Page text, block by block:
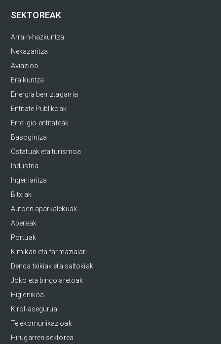
SEKTOREAK
Arrain-hazkuntza
Nekazaritza
Aviazioa
Eraikuntza
Energia berriztagarria
Entitate Publikoak
Erreligio-entitateak
Basogintza
Ostatuak eta turismoa
Industria
Ingeniaritza
Bitxiak
Autoen aparkalekuak
Abereak
Portuak
Kimikari eta farmazialari
Denda txikiak eta saltokiak
Joko eta bingo aretoak
Higienikoa
Kirol-asegurua
Telekomunikazioak
Hirugarren sektorea